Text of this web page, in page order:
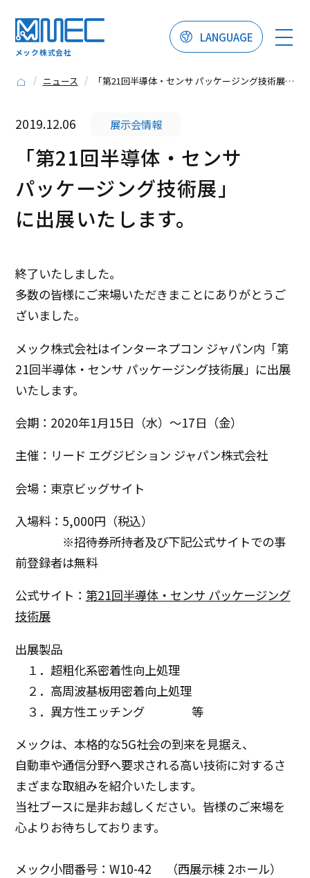
メック株式会社
LANGUAGE
ニュース 「第21回半導体・センサ パッケージング技術展」に出展いたします。
2019.12.06 展示会情報
「第21回半導体・センサ
パッケージング技術展」
に出展いたします。
終了いたしました。
多数の皆様にご来場いただきまことにありがとうご
ざいました。
メック株式会社はインターネプコン ジャパン内「第
21回半導体・センサ パッケージング技術展」に出展
いたします。
会期：2020年1月15日（水）～17日（金）
主催：リード エグジビション ジャパン株式会社
会場：東京ビッグサイト
入場料：5,000円（税込）
※招待券所持者及び下記公式サイトでの事
前登録者は無料
公式サイト： 第21回半導体・センサ パッケージング
技術展
出展製品
１．超粗化系密着性向上処理
２． 高周波基板用密着向上処理
３．異方性エッチング 等
メックは、本格的な5G社会の到来を見据え、
自動車や通信分野へ要求される高い技術に対するさ
まざまな取組みを紹介いたします。
当社ブースに是非お越しください。皆様のご来場を
心よりお待ちしております。
メック小間番号：W10-42 （西展示棟 2ホール）